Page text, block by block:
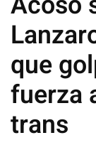
que
fuerza
trans